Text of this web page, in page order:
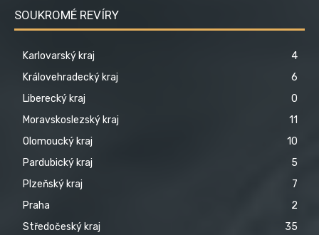
SOUKROMÉ REVÍRY
Karlovarský kraj
4
Královehradecký kraj
6
Liberecký kraj
0
Moravskoslezský kraj
11
Olomoucký kraj
10
Pardubický kraj
5
Plzeňský kraj
7
Praha
2
Středočeský kraj
35